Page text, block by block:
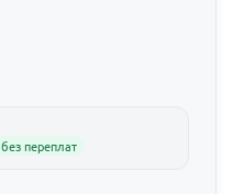
без переплат